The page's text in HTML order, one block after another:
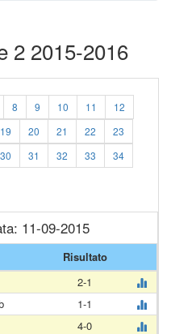
2 2015-2016
8 9 10 11
12
19 20 21 22
23
30 31 32 33
34
11-09-2015
Risultato
2-1
1-1
4-0